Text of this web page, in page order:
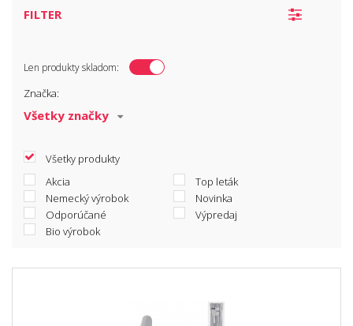
Karafy a džbány
Riad pre deti
Prestieranie
Cukorničky
FILTER
Len produkty skladom:
Značka:
Všetky produkty
Akcia
Top leták
Nemecký výrobok
Novinka
Odporúčané
Výpredaj
Bio výrobok